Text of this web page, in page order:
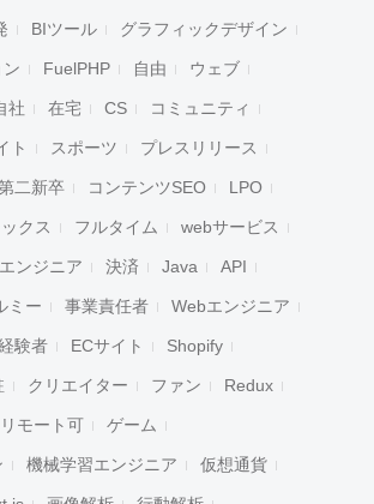
BIツール グラフィックデザイン
FuelPHP 自由 ウェブ
社 在宅 CS コミュニティ
ト スポーツ プレスリリース
二新卒 コンテンツSEO LPO
クス フルタイム webサービス
ンジニア 決済 Java API
ミー 事業責任者 Webエンジニア
験者 ECサイト Shopify
クリエイター ファン Redux
リモート可 ゲーム
機械学習エンジニア 仮想通貨